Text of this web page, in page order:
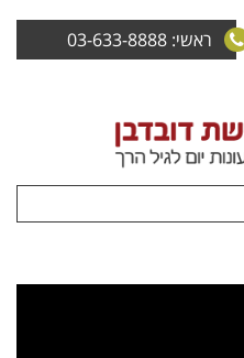
ראשי: 03-633-8888